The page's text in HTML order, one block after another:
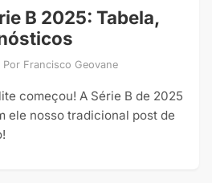
B 2025: Tabela,
Por Francisco Geovane
começou! A Série B de 2025
ele nosso tradicional post de